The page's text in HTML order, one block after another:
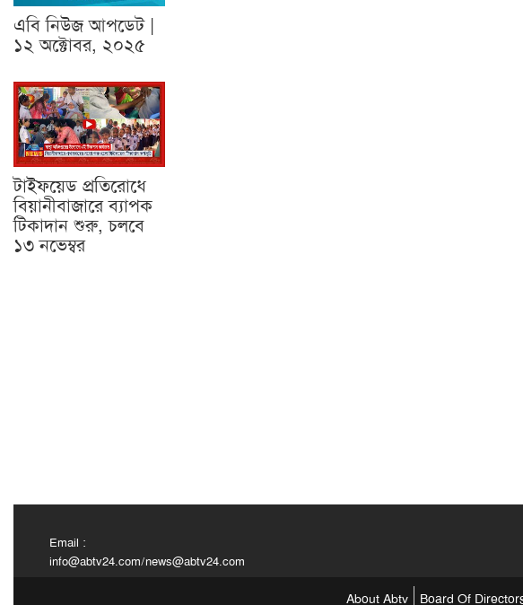
এবি নিউজ আপডেট |
১২ অক্টোবর, ২০২৫
টাইফয়েড প্রতিরোধে
বিয়ানীবাজারে ব্যাপক
টিকাদান শুরু, চলবে
১৩ নভেম্বর
Email :
info@abtv24.com/news@abtv24.com
About Abtv Board Of